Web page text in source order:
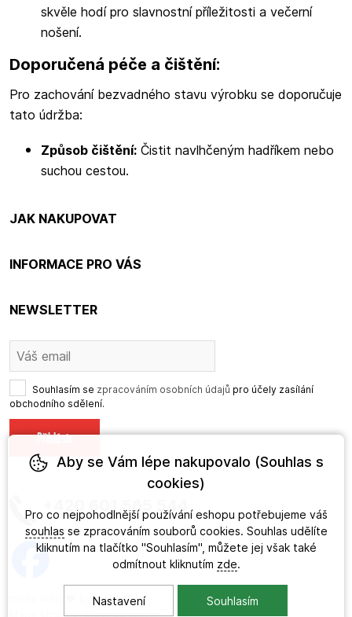
skvěle hodí pro slavnostní příležitosti a večerní
nošení.
Doporučená péče a čištění:
Pro zachování bezvadného stavu výrobku se doporučuje
tato údržba:
Způsob čištění: Čistit navlhčeným hadříkem nebo
suchou cestou.
JAK NAKUPOVAT
INFORMACE PRO VÁS
NEWSLETTER
Souhlasím se zpracováním osobních údajů pro účely zasílání
obchodního sdělení.
+420 601 565 544
byineShop
Aby se Vám lépe nakupovalo (Souhlas s
cookies)
Pro co nejpohodlnější používání eshopu potřebujeme váš
souhlas se zpracováním souborů cookies. Souhlas udělíte
kliknutím na tlačítko "Souhlasím", můžete jej však také
odmítnout kliknutím zde.
Nastavení Souhlasím